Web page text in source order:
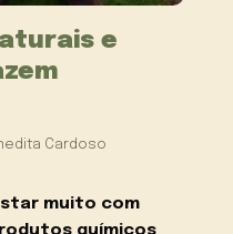
e
Cardoso
muito com